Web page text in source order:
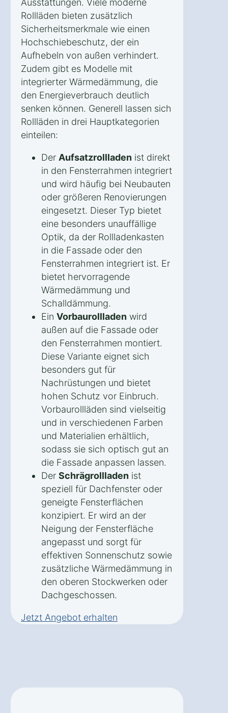
Ausstattungen. Viele moderne
Rollläden bieten zusätzlich
Sicherheitsmerkmale wie einen
Hochschiebeschutz, der ein
Aufhebeln von außen verhindert.
Zudem gibt es Modelle mit
integrierter Wärmedämmung, die
den Energieverbrauch deutlich
senken können. Generell lassen sich
Rollläden in drei Hauptkategorien
einteilen:
Der Aufsatzrollladen ist direkt
in den Fensterrahmen integriert
und wird häufig bei Neubauten
oder größeren Renovierungen
eingesetzt. Dieser Typ bietet
eine besonders unauffällige
Optik, da der Rollladenkasten
in die Fassade oder den
Fensterrahmen integriert ist. Er
bietet hervorragende
Wärmedämmung und
Schalldämmung.
Ein Vorbaurollladen wird
außen auf die Fassade oder
den Fensterrahmen montiert.
Diese Variante eignet sich
besonders gut für
Nachrüstungen und bietet
hohen Schutz vor Einbruch.
Vorbaurollläden sind vielseitig
und in verschiedenen Farben
und Materialien erhältlich,
sodass sie sich optisch gut an
die Fassade anpassen lassen.
Der Schrägrollladen ist
speziell für Dachfenster oder
geneigte Fensterflächen
konzipiert. Er wird an der
Neigung der Fensterfläche
angepasst und sorgt für
effektiven Sonnenschutz sowie
zusätzliche Wärmedämmung in
den oberen Stockwerken oder
Dachgeschossen.
Jetzt Angebot erhalten